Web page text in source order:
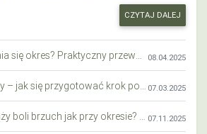
CZYTAJ DALEJ
08.04.2025
07.03.2025
07.11.2025